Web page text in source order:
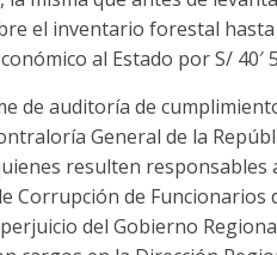
el inventario forestal hasta
al Estado por S/ 40′
de auditoría de
General de la
resulten responsables
Corrupción de
del Gobierno